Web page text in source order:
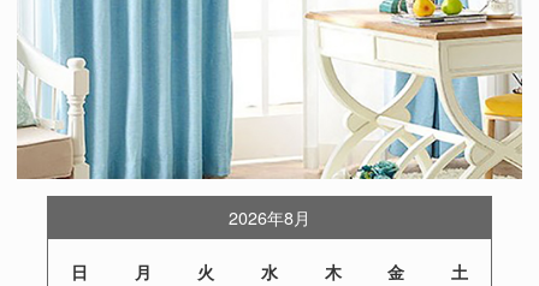
2026年8月
日 月 火 水 木 金 土